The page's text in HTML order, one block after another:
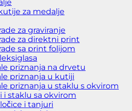
za medalje
za graviranje
za direktni print
sa print folijom
priznanja na drvetu
priznanja u kutiji
priznanja u staklu s okvirom
i staklu sa okvirom
i tanjuri